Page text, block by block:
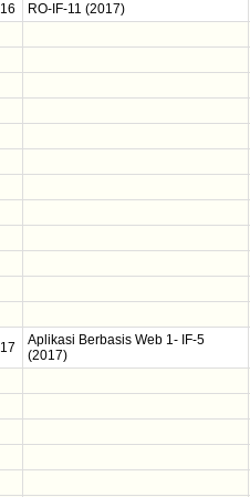
16 RO-IF-11 (2017)
17
Aplikasi Berbasis Web 1- IF-5
(2017)